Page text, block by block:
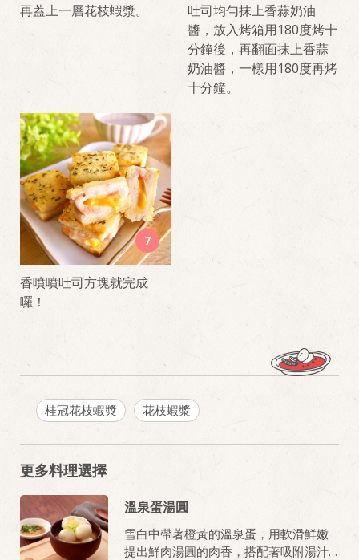
再蓋上一層花枝蝦漿。
吐司均勻抹上香蒜奶油
醬，放入烤箱用180度烤十
分鐘後，再翻面抹上香蒜
奶油醬，一樣用180度再烤
十分鐘。
7
香噴噴吐司方塊就完成
囉！
桂冠花枝蝦漿 花枝蝦漿
更多料理選擇
溫泉蛋湯圓
雪白中帶著橙黃的溫泉蛋，用軟滑鮮嫩
提出鮮肉湯圓的肉香，搭配著吸附湯汁